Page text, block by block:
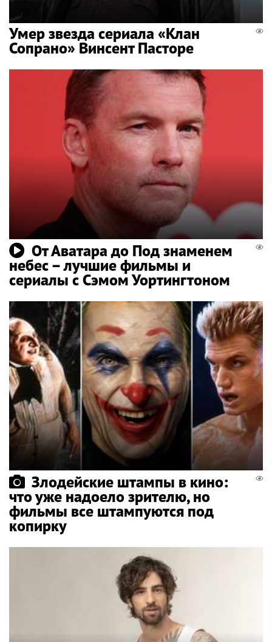
Умер звезда сериала «Клан
Сопрано» Винсент Пасторе
От Аватара до Под знаменем
небес – лучшие фильмы и
сериалы с Сэмом Уортингтоном
Злодейские штампы в кино:
что уже надоело зрителю, но
фильмы все штампуются под
копирку